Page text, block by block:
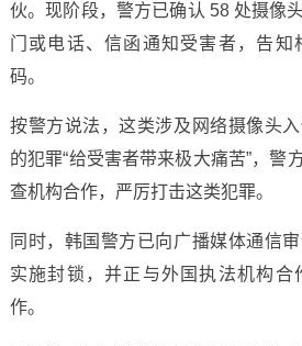
伙。现阶段，警方已确认 58 处摄像
门或电话、信函通知受害者，告知
码。
按警方说法，这类涉及网络摄像头
的犯罪“给受害者带来极大痛苦”，警
查机构合作，严厉打击这类犯罪。
同时，韩国警方已向广播媒体通信
实施封锁，并正与外国执法机构合
作。